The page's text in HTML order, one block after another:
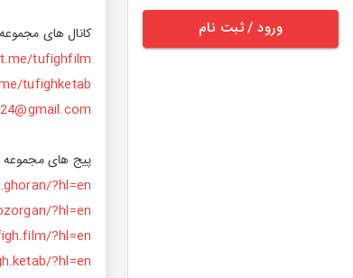
ورود / ثبت نام
کانال های
tufighfilm
tufighketab
پیج های مجموعه
?hl=en#
?hl=en#
?hl=en#
?hl=en#